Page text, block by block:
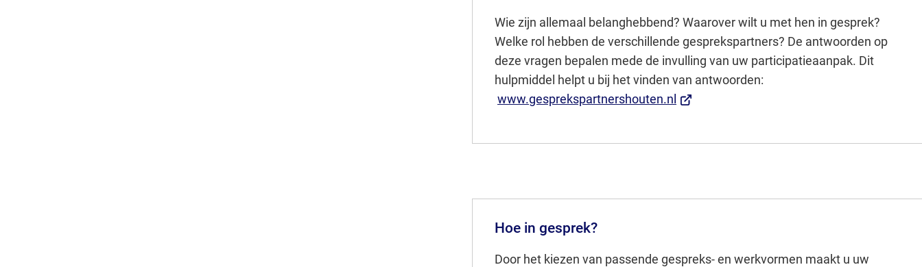
Wie zijn allemaal belanghebbend? Waarover wilt u met hen in gesprek?
Welke rol hebben de verschillende gesprekspartners? De antwoorden op
deze vragen bepalen mede de invulling van uw participatieaanpak. Dit
hulpmiddel helpt u bij het vinden van antwoorden:
www.gesprekspartnershouten.nl (Verwijst
Hoe in gesprek?
Door het kiezen van passende gespreks- en werkvormen maakt u uw